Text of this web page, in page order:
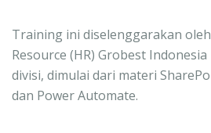
Training ini diselenggarakan
Resource (HR) Grobest
divisi, dimulai dari materi
dan Power Automate.